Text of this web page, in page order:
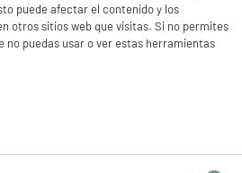
1 ROUTE DE VENDEVILLE
59155 FACHES THUMESNIL
puede afectar el contenido y los
otros sitios web que visitas. Si no permites
no puedas usar o ver estas herramientas